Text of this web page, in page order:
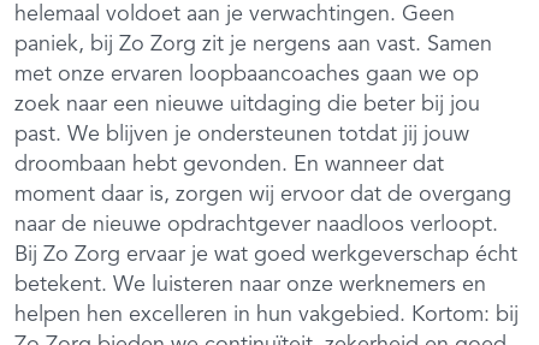
helemaal voldoet aan je verwachtingen. Geen
paniek, bij Zo Zorg zit je nergens aan vast. Samen
met onze ervaren loopbaancoaches gaan we op
zoek naar een nieuwe uitdaging die beter bij jou
past. We blijven je ondersteunen totdat jij jouw
droombaan hebt gevonden. En wanneer dat
moment daar is, zorgen wij ervoor dat de overgang
naar de nieuwe opdrachtgever naadloos verloopt.
Bij Zo Zorg ervaar je wat goed werkgeverschap écht
betekent. We luisteren naar onze werknemers en
helpen hen excelleren in hun vakgebied. Kortom: bij